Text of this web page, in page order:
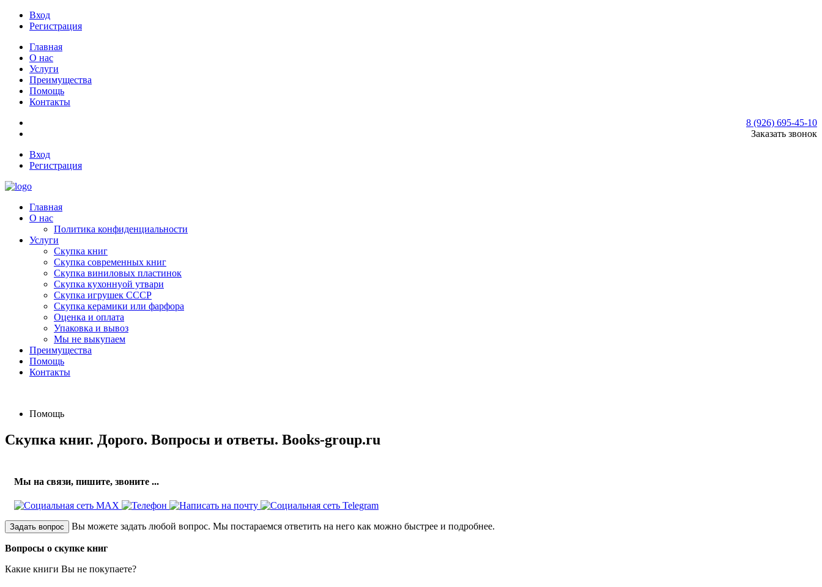
Вход
Регистрация
Главная
О нас
Услуги
Преимущества
Помощь
Контакты
8 (926) 695-45-10
Заказать звонок
Вход
Регистрация
Главная
О нас
Политика конфиденциальности
Услуги
Скупка книг
Скупка современных книг
Скупка виниловых пластинок
Скупка кухоннуой утвари
Скупка игрушек СССР
Скупка керамики или фарфора
Оценка и оплата
Упаковка и вывоз
Мы не выкупаем
Преимущества
Помощь
Контакты
Помощь
Скупка книг. Дорого. Вопросы и ответы. Books-group.ru
Мы на связи, пишите, звоните ...
Задать вопрос Вы можете задать любой вопрос. Мы постараемся ответить на него как можно быстрее и подробнее.
Вопросы о скупке книг
Какие книги Вы не покупаете?